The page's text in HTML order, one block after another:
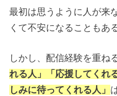
最初は思うように人が来
くて不安になることもあ
しかし、配信経験を重ね
れる人」
「応援してくれ
しみに待ってくれる人」